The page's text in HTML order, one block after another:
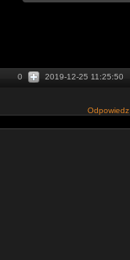
2019-12-25 11:25:50
0
Odpowiedz